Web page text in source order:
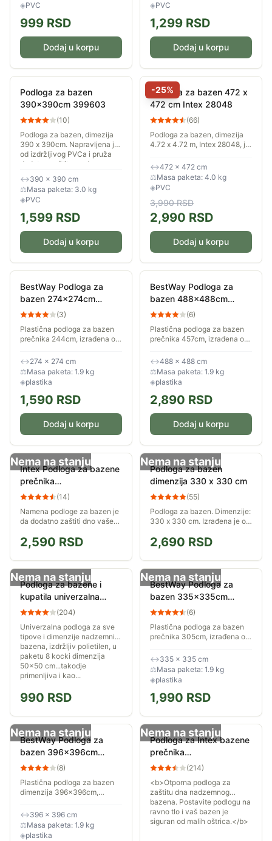
◈PVC
999 RSD
Dodaj u korpu
◈PVC
1,299 RSD
Dodaj u korpu
Podloga za bazen
390x390cm 399603
(10)
Podloga za bazen, dimezija
390 x 390cm. Napravljena je
od izdržljivog PVCa i pruža
dodatnu zaštitu za dno
↔390 × 390 cm
⚖Masa paketa: 3.0 kg
◈PVC
1,599 RSD
Dodaj u korpu
-25%
Podloga za bazen 472 x
472 cm Intex 28048
(66)
Podloga za bazen, dimezija
4.72 x 4.72 m, Intex 28048, je
PVCa i pruža dodatnu zaštitu
za dno bazena tokom cele
sezone....
↔472 × 472 cm
⚖Masa paketa: 4.0 kg
◈PVC
3,990RSD
2,990 RSD
Dodaj u korpu
BestWay Podloga za
bazen 274x274cm
58000
(3)
Plastična podloga za bazen
prečnika 244cm, izrađena od
sprečava habanje dna Vašeg
bazena tokom cele sezone
kupanja.
↔274 × 274 cm
⚖Masa paketa: 1.9 kg
◈plastika
1,590 RSD
Dodaj u korpu
BestWay Podloga za
bazen 488x488cm
58003
(6)
Plastična podloga za bazen
prečnika 457cm, izrađena od
sprečava habanje dna Vašeg
bazena tokom cele sezone
kupanja.
↔488 × 488 cm
⚖Masa paketa: 1.9 kg
◈plastika
2,890 RSD
Dodaj u korpu
Nema na stanju
Intex Podloga za bazene
prečnika
244/305/366/457 cm
(14)
Namena podloge za bazen je
da dodatno zaštiti dno vašeg
Takođe, podloga formira i
gazište oko bazena na kome
možete...
2,590 RSD
Nema na stanju
Podloga za bazen
dimenzija 330 x 330 cm
(55)
Podloga za bazen. Dimenzije:
330 x 330 cm. Izrađena je od
dodatnu zaštitu za dno
bazena.
2,690 RSD
Nema na stanju
Podloga za bazene i
kupatila univerzalna
uklopiva (204)
Univerzalna podloga za sve
tipove i dimenzije nadzemnih
bazena, izdržljiv polietilen, u
paketu 8 kocki dimenzija
50x50 cm...takodje
primenljiva i kao...
990 RSD
Nema na stanju
BestWay Podloga za
bazen 335x335cm
58001
(6)
Plastična podloga za bazen
prečnika 305cm, izrađena od
sprečava habanje dna Vašeg
bazena tokom cele sezone
kupanja.
↔335 × 335 cm
⚖Masa paketa: 1.9 kg
◈plastika
1,990 RSD
Nema na stanju
BestWay Podloga za
bazen 396x396cm
58002
(8)
Plastična podloga za bazen
dimenzija 396x396cm,
materijala, sprečava habanje
dna Vašeg bazena tokom cele
sezone kupanja.
↔396 × 396 cm
⚖Masa paketa: 1.9 kg
◈plastika
Nema na stanju
Podloga za Intex bazene
prečnika
244/305/366/457 cm
(214)
<b>Otporna podloga za
zaštitu dna nadzemnog
bazena. Postavite podlogu na
ravno tlo i vaš bazen je
siguran od malih oštrica.</b>